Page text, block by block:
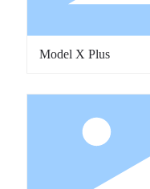
Model X Plus